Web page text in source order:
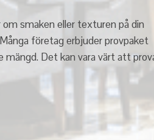
smaken eller texturen på din
företag erbjuder provpaket
mängd. Det kan vara värt att